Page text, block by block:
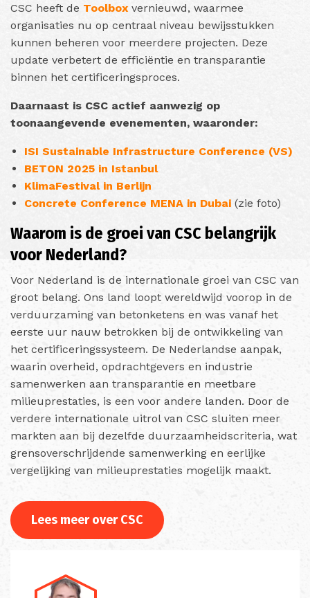
CSC heeft de Toolbox vernieuwd, waarmee
organisaties nu op centraal niveau bewijsstukken
kunnen beheren voor meerdere projecten. Deze
update verbetert de efficiëntie en transparantie
binnen het certificeringsproces.
Daarnaast is CSC actief aanwezig op
toonaangevende evenementen, waaronder:
ISI Sustainable Infrastructure Conference (VS)
BETON 2025 in Istanbul
KlimaFestival in Berlijn
Concrete Conference MENA in Dubai (zie foto)
Waarom is de groei van CSC belangrijk
voor Nederland?
Voor Nederland is de internationale groei van CSC van
groot belang. Ons land loopt wereldwijd voorop in de
verduurzaming van betonketens en was vanaf het
eerste uur nauw betrokken bij de ontwikkeling van
het certificeringssysteem. De Nederlandse aanpak,
waarin overheid, opdrachtgevers en industrie
samenwerken aan transparantie en meetbare
milieuprestaties, is een voor andere landen. Door de
verdere internationale uitrol van CSC sluiten meer
markten aan bij dezelfde duurzaamheidscriteria, wat
grensoverschrijdende samenwerking en eerlijke
vergelijking van milieuprestaties mogelijk maakt.
Lees meer over CSC